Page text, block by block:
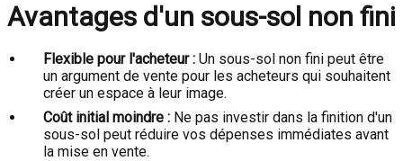
Avantages d'un sous-sol non fini
Flexible pour l'acheteur : Un sous-sol non fini peut être
un argument de vente pour les acheteurs qui souhaitent
créer un espace à leur image.
Coût initial moindre : Ne pas investir dans la finition d'un
sous-sol peut réduire vos dépenses immédiates avant
la mise en vente.